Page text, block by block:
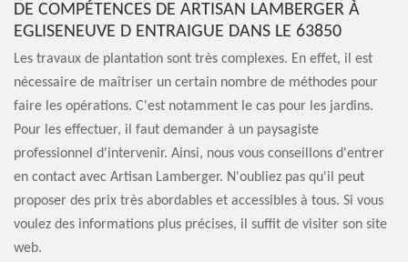
DE COMPÉTENCES DE ARTISAN LAMBERGER À
EGLISENEUVE D ENTRAIGUE DANS LE 63850
Les travaux de plantation sont très complexes. En effet, il est
nécessaire de maîtriser un certain nombre de méthodes pour
faire les opérations. C'est notamment le cas pour les jardins.
Pour les effectuer, il faut demander à un paysagiste
professionnel d'intervenir. Ainsi, nous vous conseillons d'entrer
en contact avec Artisan Lamberger. N'oubliez pas qu'il peut
proposer des prix très abordables et accessibles à tous. Si vous
voulez des informations plus précises, il suffit de visiter son site
web.